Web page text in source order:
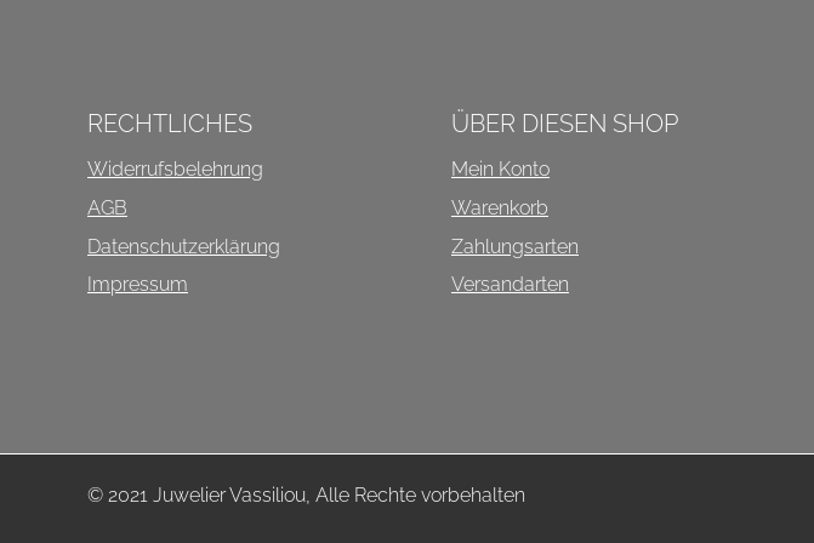
RECHTLICHES
Widerrufsbelehrung
AGB
Datenschutzerklärung
Impressum
ÜBER DIESEN SHOP
Mein Konto
Warenkorb
Zahlungsarten
Versandarten
© 2021 Juwelier Vassiliou, Alle Rechte vorbehalten